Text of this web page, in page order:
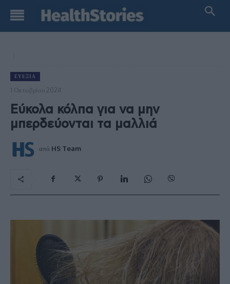
ΕΥΕΞΊΑ
1 Οκτωβρίου 2024
Εύκολα κόλπα για να μην
μπερδεύονται τα μαλλιά
από HS Team